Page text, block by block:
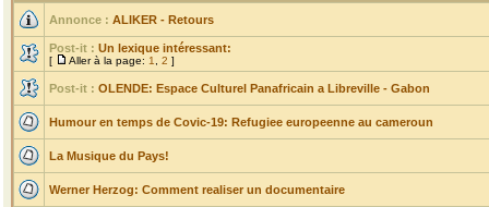
Annonce : ALIKER - Retours
Post-it : Un lexique intéressant:
[ Aller à la page: 1 2 ]
Post-it : OLENDE: Espace Culturel Panafricain a Libreville - Gabon
Humour en temps de Covic-19: Refugiee europeenne au cameroun
La Musique du Pays!
Werner Herzog: Comment realiser un documentaire